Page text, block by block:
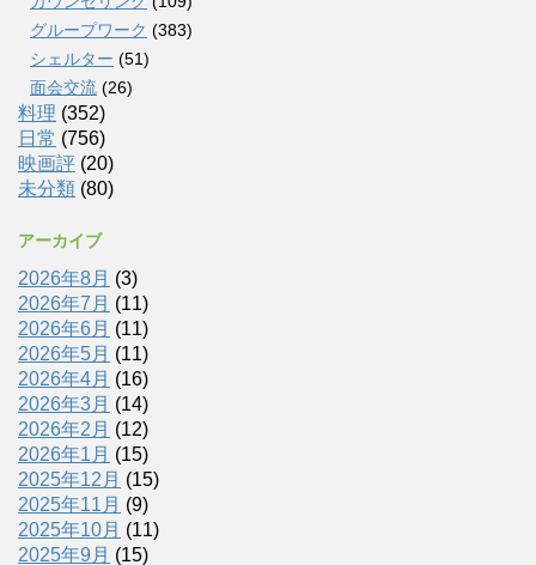
グループワーク (383)
シェルター (51)
面会交流 (26)
料理 (352)
日常 (756)
映画評 (20)
未分類 (80)
アーカイブ
2026年8月 (3)
2026年7月 (11)
2026年6月 (11)
2026年5月 (11)
2026年4月 (16)
2026年3月 (14)
2026年2月 (12)
2026年1月 (15)
2025年12月 (15)
2025年11月 (9)
2025年10月 (11)
2025年9月 (15)